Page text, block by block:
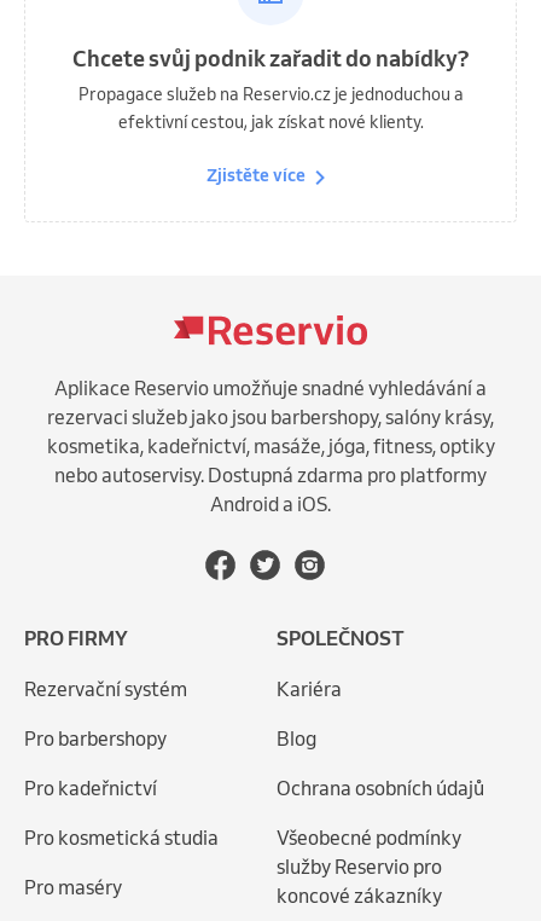
Chcete svůj podnik zařadit do nabídky?
Propagace služeb na Reservio.cz je jednoduchou a
efektivní cestou, jak získat nové klienty.
Zjistěte více
Aplikace Reservio umožňuje snadné vyhledávání a
rezervaci služeb jako jsou barbershopy, salóny krásy,
kosmetika, kadeřnictví, masáže, jóga, fitness, optiky
nebo autoservisy. Dostupná zdarma pro platformy
Android a iOS.
PRO FIRMY
Rezervační systém
Pro barbershopy
Pro kadeřnictví
Pro kosmetická studia
Pro maséry
SPOLEČNOST
Kariéra
Blog
Ochrana osobních údajů
Všeobecné podmínky
služby Reservio pro
koncové zákazníky